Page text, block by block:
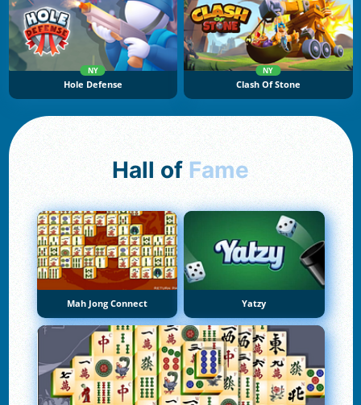
NY
Hole Defense
NY
Clash Of Stone
Hall of Fame
Mah Jong Connect Yatzy